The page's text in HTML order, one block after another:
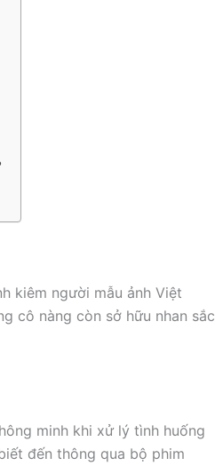
kiêm người mẫu ảnh Việt
cô nàng còn sở hữu nhan sắc
minh khi xử lý tình huống
đến thông qua bộ phim